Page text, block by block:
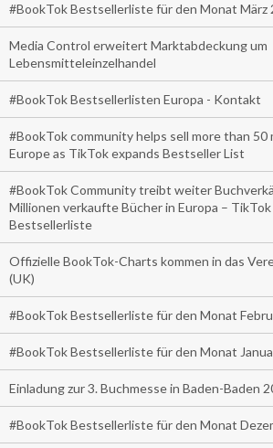
#BookTok Bestsellerliste für den Monat März
Media Control erweitert Marktabdeckung um
Lebensmitteleinzelhandel
#BookTok Bestsellerlisten Europa - Kontakt
#BookTok community helps sell more than 50
Europe as TikTok expands Bestseller List
#BookTok Community treibt weiter
Millionen verkaufte Bücher in Europa –
Bestsellerliste
Offizielle BookTok-Charts kommen in das
(UK)
#BookTok Bestsellerliste für den Monat
#BookTok Bestsellerliste für den Monat
Einladung zur 3. Buchmesse in Baden-Baden
#BookTok Bestsellerliste für den Monat